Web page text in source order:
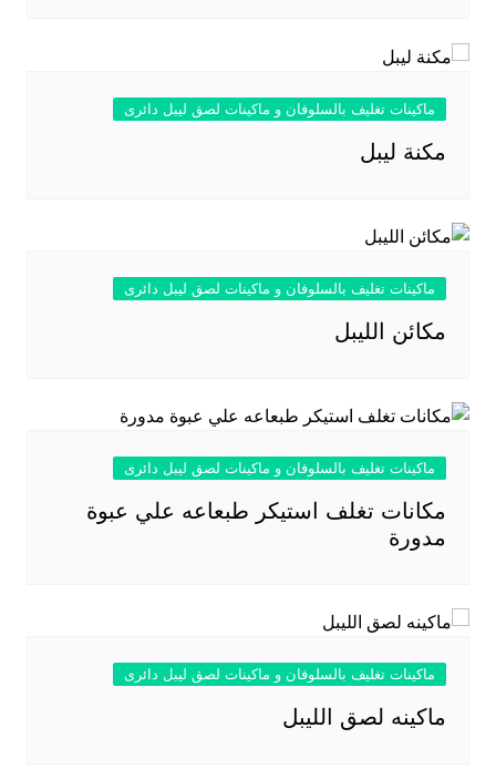
ماكينات تغليف بالسلوفان و ماكينات لصق ليبل دائرى
مكنة ليبل
ماكينات تغليف بالسلوفان و ماكينات لصق ليبل دائرى
مكائن الليبل
ماكينات تغليف بالسلوفان و ماكينات لصق ليبل دائرى
مكانات تغلف استيكر طبعاعه علي عبوة
مدورة
ماكينات تغليف بالسلوفان و ماكينات لصق ليبل دائرى
ماكينه لصق الليبل